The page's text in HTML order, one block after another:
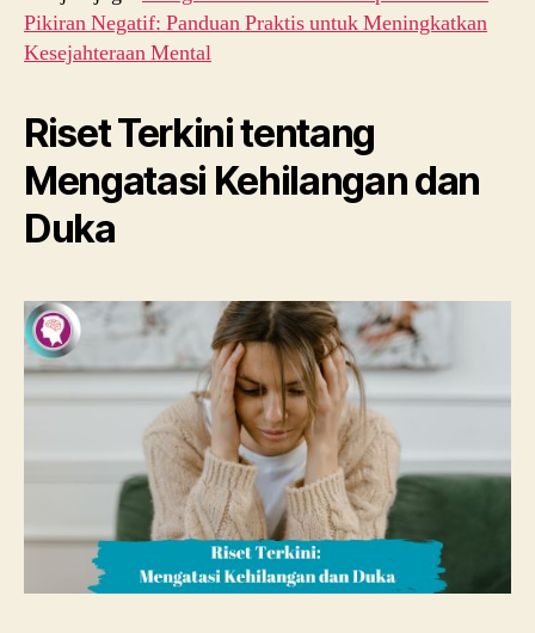
Pikiran Negatif: Panduan Praktis untuk Meningkatkan
Kesejahteraan Mental
Riset Terkini tentang
Mengatasi Kehilangan dan
Duka